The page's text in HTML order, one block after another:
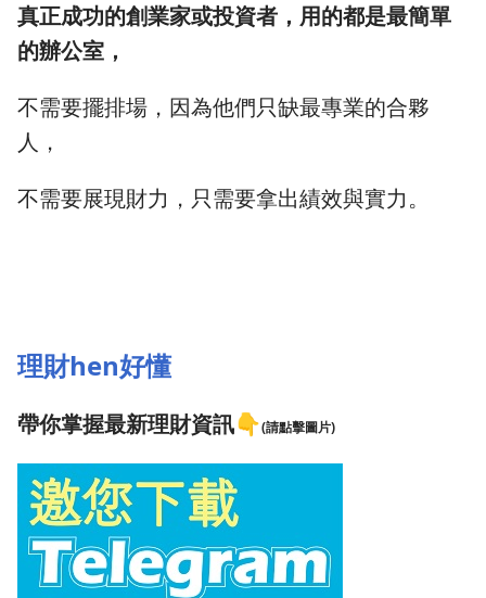
真正成功的創業家或投資者，用的都是最簡單
的辦公室，
不需要擺排場，因為他們只缺最專業的合夥
人，
不需要展現財力，只需要拿出績效與實力。
理財hen好懂
帶你掌握最新理財資訊👇(請點擊圖片)